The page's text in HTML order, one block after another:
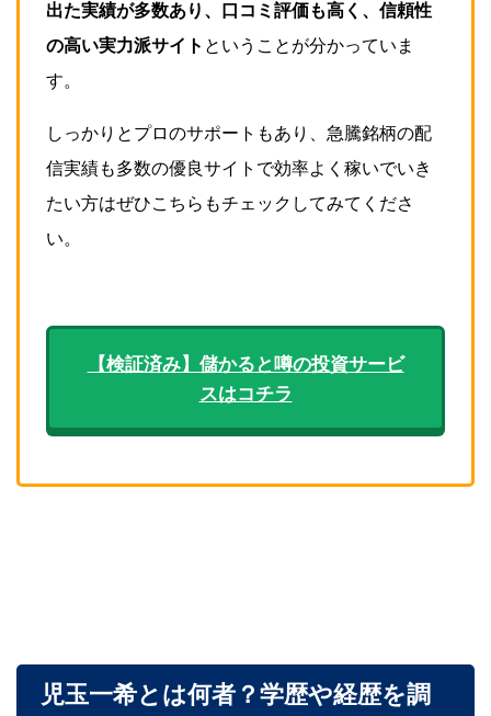
出た実績が多数あり、
口コミ評価も高く、信頼性
の高い実力派サイト ということが分かっていま
す。
しっかりとプロのサポートもあり、急騰銘柄の配
信実績も多数の優良サイトで効率よく稼いでいき
たい方はぜひこちらもチェックしてみてくださ
い。
【検証済み】儲かると噂の投資サービ
スはコチラ
児玉一希とは何者？学歴や経歴を調